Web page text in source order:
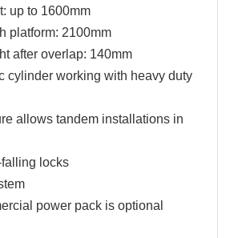
up to 1600mm
platform: 2100mm
after overlap: 140mm
cylinder working with heavy duty
allows tandem installations in
locks
power pack is optional